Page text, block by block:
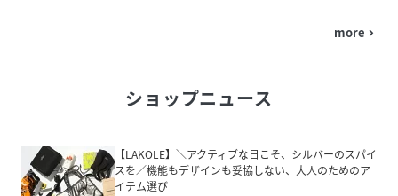
more navigate_next
ショップニュース
【LAKOLE】＼アクティブな日こそ、シルバーのスパイ
スを／機能もデザインも妥協しない、大人のためのア
イテム選び